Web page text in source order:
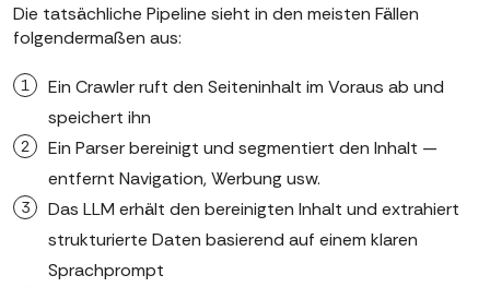
Die tatsächliche Pipeline sieht in den meisten Fällen
folgendermaßen aus:
Ein Crawler ruft den Seiteninhalt im Voraus ab und
speichert ihn
Ein Parser bereinigt und segmentiert den Inhalt —
entfernt Navigation, Werbung usw.
Das LLM erhält den bereinigten Inhalt und extrahiert
strukturierte Daten basierend auf einem klaren
Sprachprompt